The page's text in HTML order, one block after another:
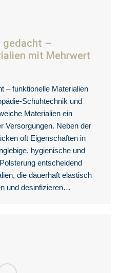
gedacht –
mit Mehrwert
– funktionelle Materialien
Schuhtechnik und
Materialien ein
Versorgungen. Neben der
oft Eigenschaften in
hygienische und
entscheidend
die dauerhaft elastisch
und desinfizieren…